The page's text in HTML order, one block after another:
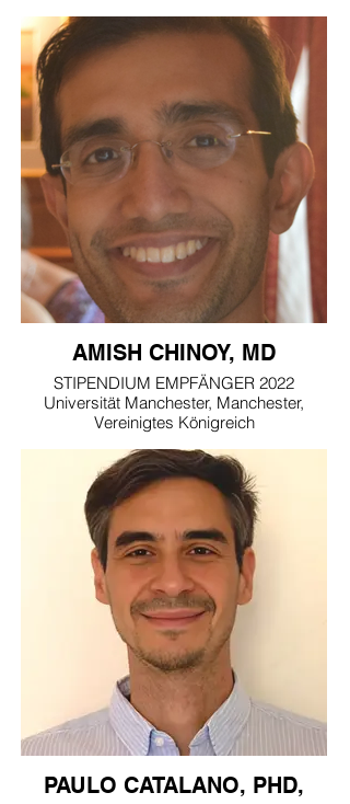
AMISH CHINOY, MD
STIPENDIUM EMPFÄNGER 2022
Universität Manchester, Manchester,
Vereinigtes Königreich
PAULO CATALANO, PHD,